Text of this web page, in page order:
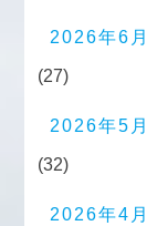
2026年6月
(27)
2026年5月
(32)
2026年4月